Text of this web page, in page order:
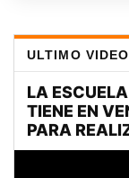
ULTIMO VIDEO